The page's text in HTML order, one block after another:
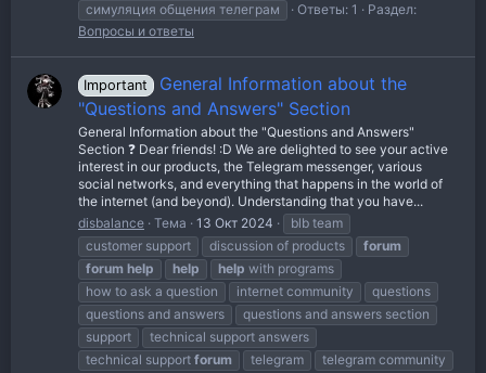
симуляция общения телеграм
Ответы: 1
Раздел:
Вопросы и ответы
Important
General Information about the
"Questions and Answers" Section
General Information about the "Questions and Answers"
Section ❓ Dear friends! :D We are delighted to see your active
interest in our products, the Telegram messenger, various
social networks, and everything that happens in the world of
the internet (and beyond). Understanding that you have...
disbalance Тема 13 Окт 2024
blb team
customer support
discussion of products
forum
forum help help help with programs
how to ask a question
internet community
questions
questions and answers
questions and answers section
support
technical support answers
technical support forum telegram
telegram community